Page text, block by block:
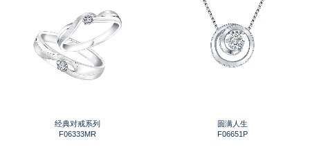
经典对戒系列
F06333MR
圆满人生
F06651P